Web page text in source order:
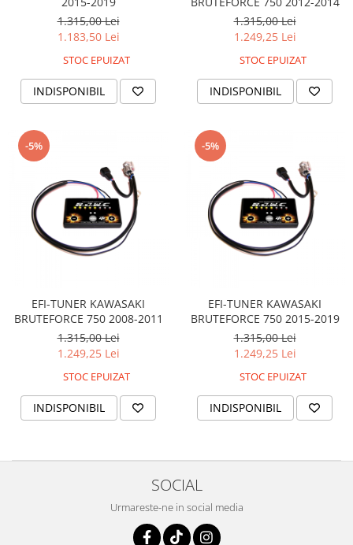
1.315,00 Lei
1.183,50 Lei
STOC EPUIZAT
INDISPONIBIL
1.315,00 Lei
1.249,25 Lei
STOC EPUIZAT
INDISPONIBIL
-5%
EFI-TUNER KAWASAKI
BRUTEFORCE 750 2008-2011
1.315,00 Lei
1.249,25 Lei
STOC EPUIZAT
INDISPONIBIL
-5%
EFI-TUNER KAWASAKI
BRUTEFORCE 750 2015-2019
1.315,00 Lei
1.249,25 Lei
STOC EPUIZAT
INDISPONIBIL
SOCIAL
Urmareste-ne in social media